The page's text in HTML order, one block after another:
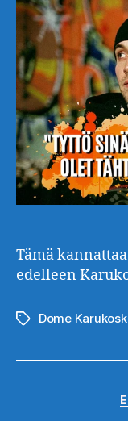
Tämä
edelleen
Avainsanat
Dome